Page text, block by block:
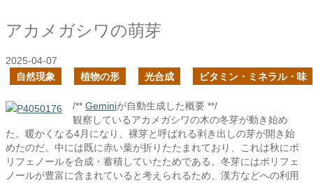
アカメガシワの萌芽
2025-04-07
自然現象
植物の形 光合成 ビタミン・ミネラル・味
/** Geminiが自動生成した概要 **/
観察しているアカメガシワの木の冬芽が動き始め
た。暖かくなる4月になり、裸芽と呼ばれる剥き出しの芽が開き始
めたのだ。中には既に赤い葉が折りたたまれており、これは秋にポ
リフェノールを合成・蓄積していたためである。冬芽にはポリフェ
ノールが豊富に含まれていると考えられるため、漢方などへの利用